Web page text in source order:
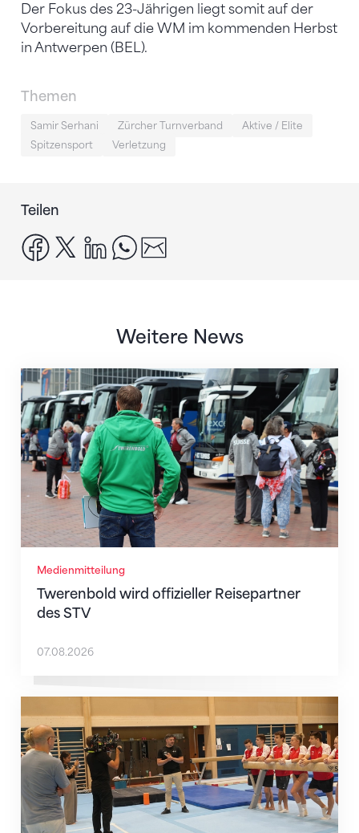
Der Fokus des 23-Jährigen liegt somit auf der
Vorbereitung auf die WM im kommenden Herbst
in Antwerpen (BEL).
Themen
Samir Serhani Zürcher Turnverband
Aktive / Elite
Spitzensport
Verletzung
Teilen
facebook
x linkedinwhatsapp
Weitere News
Medienmitteilung
Twerenbold wird offizieller Reisepartner
des STV
Twerenbold wird offizieller Reisepartner des STV
07.08.2026
Mit klaren Zielen nach Zagreb